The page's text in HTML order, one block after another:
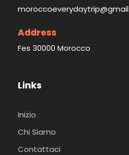
Address
Fes 30000 Morocco
Links
Inizio
Chi Siamo
Contattaci